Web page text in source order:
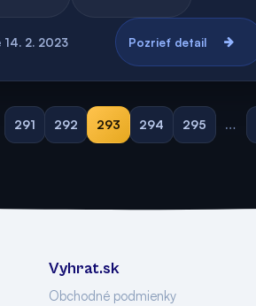
14. 2. 2023 Pozrieť detail
291 292 293 294 295 …
Vyhrat.sk
Obchodné podmienky